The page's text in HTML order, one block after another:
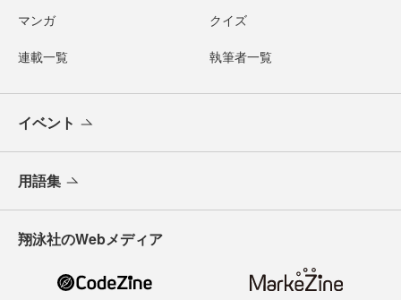
マンガ クイズ
連載一覧 執筆者一覧
イベント
用語集
翔泳社のWebメディア